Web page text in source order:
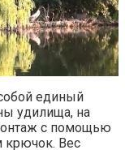
единый
удилища, на
с помощью
крючок. Вес